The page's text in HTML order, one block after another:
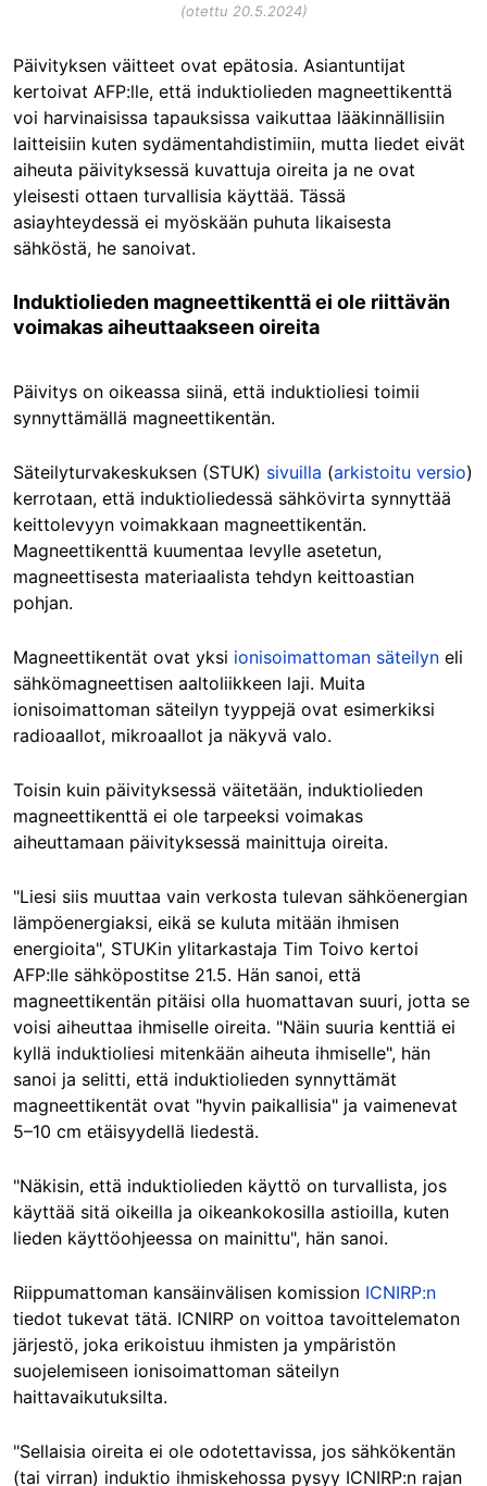
(otettu 20.5.2024)
Päivityksen väitteet ovat epätosia. Asiantuntijat
kertoivat AFP:lle, että induktiolieden magneettikenttä
voi harvinaisissa tapauksissa vaikuttaa lääkinnällisiin
laitteisiin kuten sydämentahdistimiin, mutta liedet eivät
aiheuta päivityksessä kuvattuja oireita ja ne ovat
yleisesti ottaen turvallisia käyttää. Tässä
asiayhteydessä ei myöskään puhuta likaisesta
sähköstä, he sanoivat.
Induktiolieden magneettikenttä ei ole riittävän
voimakas aiheuttaakseen oireita
Päivitys on oikeassa siinä, että induktioliesi toimii
synnyttämällä magneettikentän.
Säteilyturvakeskuksen (STUK) sivuilla (arkistoitu versio)
kerrotaan, että induktioliedessä sähkövirta synnyttää
keittolevyyn voimakkaan magneettikentän.
Magneettikenttä kuumentaa levylle asetetun,
magneettisesta materiaalista tehdyn keittoastian
pohjan.
Magneettikentät ovat yksi ionisoimattoman säteilyn eli
sähkömagneettisen aaltoliikkeen laji. Muita
ionisoimattoman säteilyn tyyppejä ovat esimerkiksi
radioaallot, mikroaallot ja näkyvä valo.
Toisin kuin päivityksessä väitetään, induktiolieden
magneettikenttä ei ole tarpeeksi voimakas
aiheuttamaan päivityksessä mainittuja oireita.
"Liesi siis muuttaa vain verkosta tulevan sähköenergian
lämpöenergiaksi, eikä se kuluta mitään ihmisen
energioita", STUKin ylitarkastaja Tim Toivo kertoi
AFP:lle sähköpostitse 21.5. Hän sanoi, että
magneettikentän pitäisi olla huomattavan suuri, jotta se
voisi aiheuttaa ihmiselle oireita. "Näin suuria kenttiä ei
kyllä induktioliesi mitenkään aiheuta ihmiselle", hän
sanoi ja selitti, että induktiolieden synnyttämät
magneettikentät ovat "hyvin paikallisia" ja vaimenevat
5–10 cm etäisyydellä liedestä.
"Näkisin, että induktiolieden käyttö on turvallista, jos
käyttää sitä oikeilla ja oikeankokosilla astioilla, kuten
lieden käyttöohjeessa on mainittu", hän sanoi.
Riippumattoman kansäinvälisen komission ICNIRP:n
tiedot tukevat tätä. ICNIRP on voittoa tavoittelematon
järjestö, joka erikoistuu ihmisten ja ympäristön
suojelemiseen ionisoimattoman säteilyn
haittavaikutuksilta.
"Sellaisia oireita ei ole odotettavissa, jos sähkökentän
(tai virran) induktio ihmiskehossa pysyy ICNIRP:n rajan